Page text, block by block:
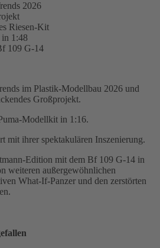
2026
Riesen-Kit
in 1:48
109 G-14
im Plastik-Modellbau 2026 und
Großprojekt.
Modellkit in 1:16.
mit ihrer spektakulären Inszenierung.
Edition mit dem Bf 109 G-14 in
weiteren außergewöhnlichen
What-If-Panzer und den zerstörten